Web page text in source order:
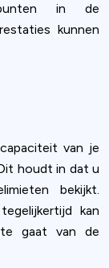
punten in de
kunnen
van je
houdt in dat u
bekijkt.
kan
gaat van de